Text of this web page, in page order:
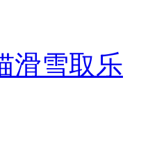
滑雪取乐